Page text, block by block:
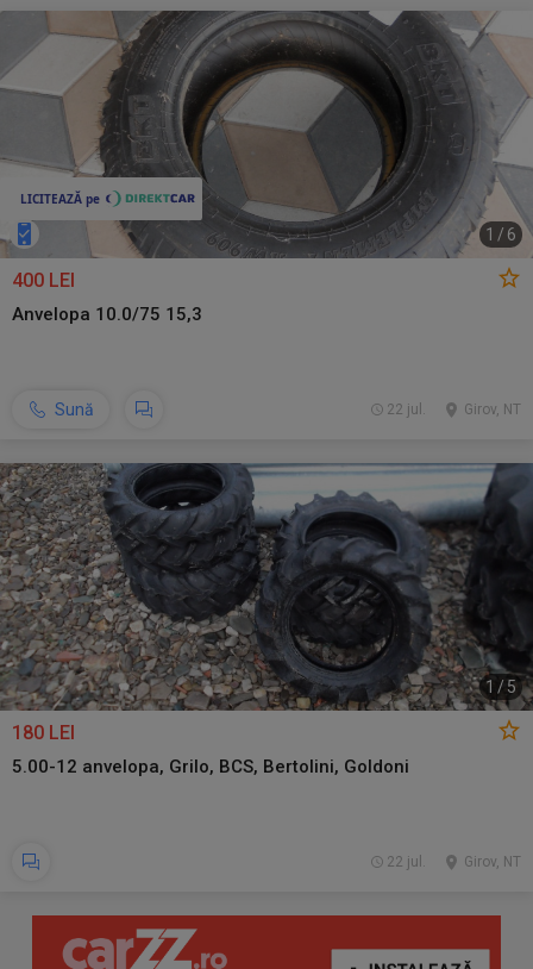
1 / 6
400 LEI
Anvelopa 10.0/75 15,3
Sună Girov, NT
22 jul.
1 / 5
180 LEI
5.00-12 anvelopa, Grilo, BCS, Bertolini, Goldoni
Girov, NT
22 jul.